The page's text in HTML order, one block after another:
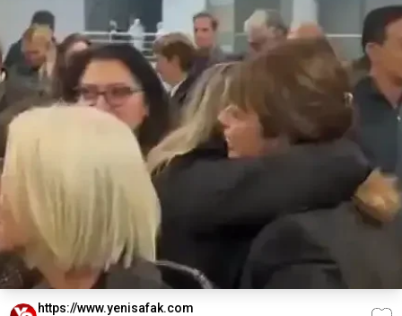
https://www.yenisafak.com